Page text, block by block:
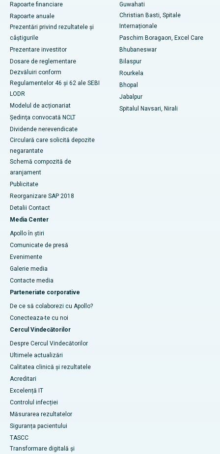
Cel mai bun spital din Ramji Nagar, Nellore
Cel mai bun spital din sectorul 19, Rourkela
Cel mai bun spital din Swargate, Pune
Cel mai bun spital de cancer pentru femei din sudul Delhi
Rapoarte financiare
Rapoarte anuale
Prezentări privind rezultatele și
câștigurile
Prezentare investitor
Dosare de reglementare
Dezvăluiri conform
Regulamentelor 46 și 62 ale SEBI
LODR
Modelul de acționariat
Şedinţa convocată NCLT
Dividende nerevendicate
Circulară care solicită depozite
negarantate
Schemă compozită de
aranjament
Publicitate
Reorganizare SAP 2018
Detalii Contact
Media Center
Apollo în știri
Comunicate de presă
Evenimente
Galerie media
Contacte media
Parteneriate corporative
De ce să colaborezi cu Apollo?
Conecteaza-te cu noi
Cercul Vindecătorilor
Despre Cercul Vindecătorilor
Ultimele actualizări
Calitatea clinică și rezultatele
Acreditari
Excelență IT
Controlul infecției
Măsurarea rezultatelor
Siguranța pacientului
TASCC
Transformare digitală și
Guwahati
Christian Basti, Spitale
Internaționale
Paschim Boragaon, Excel Care
Bhubaneswar
Bilaspur
Rourkela
Bhopal
Jabalpur
Spitalul Navsari, Nirali